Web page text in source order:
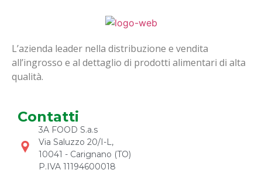
L’azienda leader nella distribuzione e vendita
all’ingrosso e al dettaglio di prodotti alimentari di alta
qualità.
Contatti
3A FOOD S.a.s
Via Saluzzo 20/I-L,
10041 - Carignano (TO)
P.IVA 11194600018